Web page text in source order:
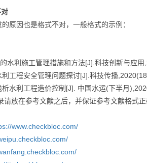
因也是格式不对，一般格式的示例：
水利施工管理措施和方法[J].科技创新与应
利工程安全管理问题探讨[J].科技传播
析水利工程造价控制[J]. 中国水运(下半月
放在参考文献之后，并保证参考文献格式
www.checkbloc.com/